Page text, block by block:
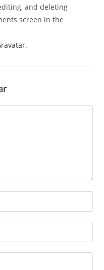
and deleting
screen in the
.